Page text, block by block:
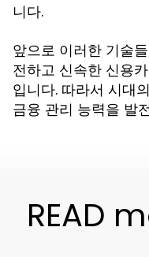
니다.
앞으로 이러한 기술
전하고 신속한 신용
입니다. 따라서 시대
금융 관리 능력을 발
READ